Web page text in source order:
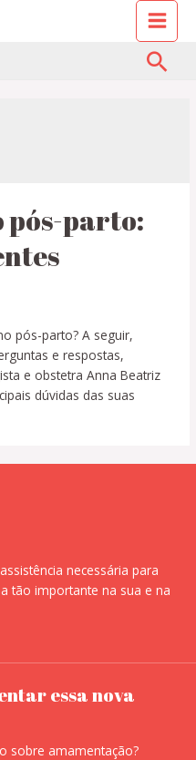
pós-parto:
pós-parto? A seguir,
e respostas,
e obstetra Anna Beatriz
dúvidas das suas
necessária para
tão importante na sua e na
essa nova
sobre amamentação?